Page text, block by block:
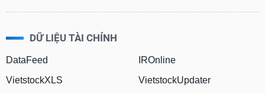
DỮ LIỆU TÀI CHÍNH
DataFeed
VietstockXLS
IROnline
VietstockUpdater